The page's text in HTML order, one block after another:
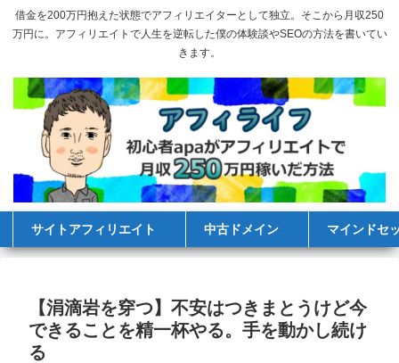
借金を200万円抱えた状態でアフィリエイターとして独立。そこから月収250
万円に。アフィリエイトで人生を逆転した僕の体験談やSEOの方法を書いてい
きます。
サイトアフィリエイト 中古ドメイン マインドセ
【涓滴岩を穿つ】不安はつきまとうけど今
できることを精一杯やる。手を動かし続け
る